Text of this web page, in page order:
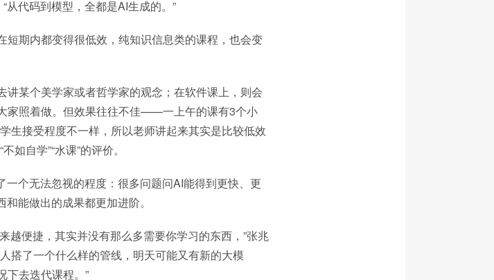
从代码到模型，全都是AI生成的。”
短期内都变得很低效，纯知识信息类的课程，也会变
讲某个美学家或者哲学家的观念；在软件课上，则会
家照着做。但效果往往不佳——一上午的课有3个小
生接受程度不一样，所以老师讲起来其实是比较低效
如自学”“水课”的评价。
个无法忽视的程度：很多问题问AI能得到更快、更
能做出的成果都更加进阶。
越便捷，其实并没有那么多需要你学习的东西，”张兆
搭了一个什么样的管线，明天可能又有新的大模
去迭代课程。”